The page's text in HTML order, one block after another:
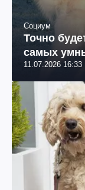
Социум
Точно
самых
11.07.2026 16:33